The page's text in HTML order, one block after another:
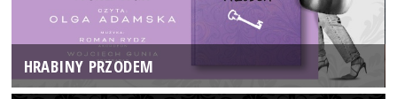
HRABINY PRZODEM